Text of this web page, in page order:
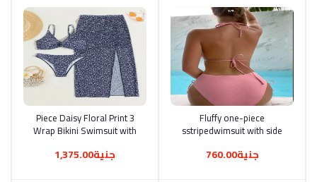
Vacation Vacation
أضف إلى السلة
Fluffy one-piece
sstripedwimsuit with side
halter ties
جنية760.00
أضف إلى السلة
3 Piece Daisy Floral Print
Wrap Bikini Swimsuit with
جنية1,375.00